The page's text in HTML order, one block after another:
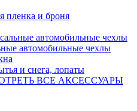
пленка и броня
автомобильные чехлы
автомобильные чехлы
и снега, лопаты
ВСЕ АКСЕССУАРЫ